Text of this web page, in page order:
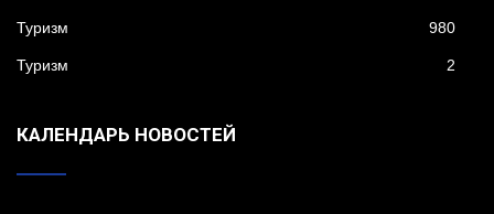
Туризм 980
Туризм 2
КАЛЕНДАРЬ НОВОСТЕЙ